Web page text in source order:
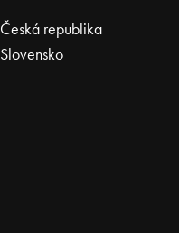
Česká republika
Slovensko